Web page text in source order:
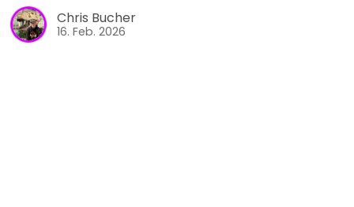
Chris Bucher
16. Feb. 2026